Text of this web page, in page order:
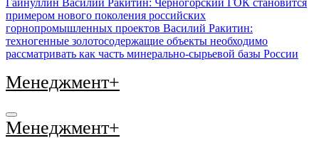
примером нового поколения российских
горнопромышленных проектов Василий Ракитин:
техногенные золотосодержащие объекты необходимо
рассматривать как часть минерально-сырьевой базы России
Менеджмент+
Менеджмент+